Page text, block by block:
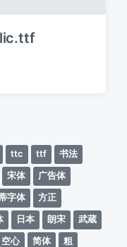
ttc ttf
书法
宋体
广告体
字体
方正
日本 朗宋
武蔵
空心 简体
粗